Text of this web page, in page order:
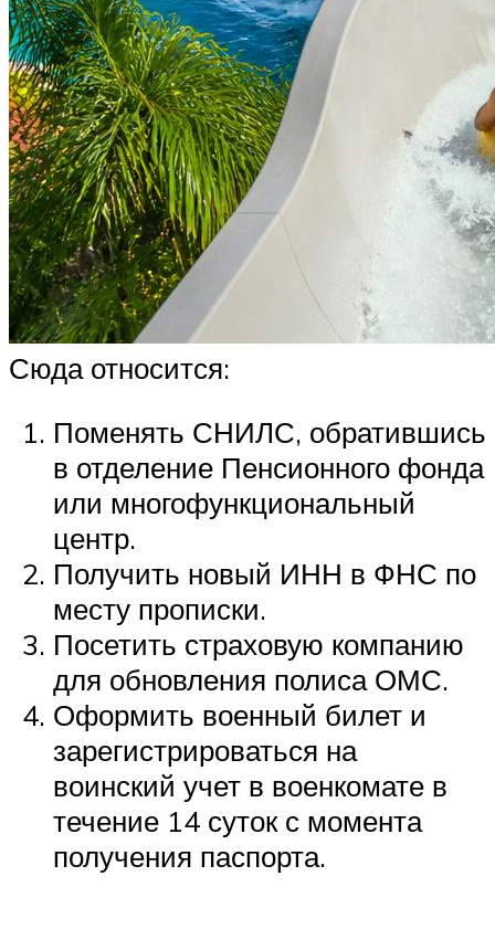
Сюда относится:
Поменять СНИЛС, обратившись
в отделение Пенсионного фонда
или многофункциональный
центр.
Получить новый ИНН в ФНС по
месту прописки.
Посетить страховую компанию
для обновления полиса ОМС.
Оформить военный билет и
зарегистрироваться на
воинский учет в военкомате в
течение 14 суток с момента
получения паспорта.